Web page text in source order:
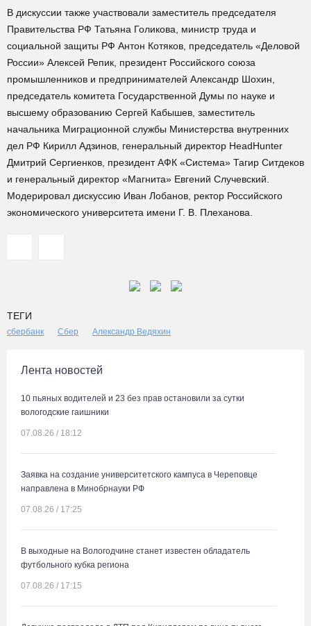
В дискуссии также участвовали заместитель председателя
Правительства РФ Татьяна Голикова, министр труда и
социальной защиты РФ Антон Котяков, председатель «Деловой
России» Алексей Репик, президент Российского союза
промышленников и предпринимателей Александр Шохин,
председатель комитета Государственной Думы по науке и
высшему образованию Сергей Кабышев, заместитель
начальника Миграционной службы Министерства внутренних
дел РФ Кирилл Адзинов, генеральный директор HeadHunter
Дмитрий Сергиенков, президент АФК «Система» Тагир Ситдеков
и генеральный директор «Магнита» Евгений Случевский.
Модерировал дискуссию Иван Лобанов, ректор Российского
экономического университета имени Г. В. Плеханова.
ТЕГИ
сбербанк Сбер Александр Ведяхин
Лента новостей
10 пьяных водителей и 23 без прав остановили за сутки
вологодские гаишники
07.08.26 / 18:12
Заявка на создание университетского кампуса в Череповце
направлена в Минобрнауки РФ
07.08.26 / 17:25
В выходные на Вологодчине станет известен обладатель
футбольного кубка региона
07.08.26 / 17:15